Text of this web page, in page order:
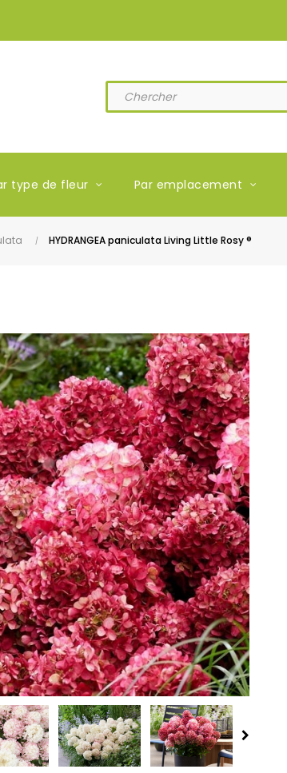
type de fleur Par emplacement
HYDRANGEA paniculata Living Little Rosy ®